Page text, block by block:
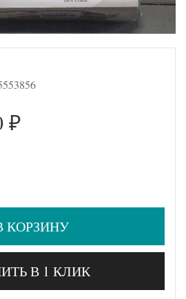
₽
КОРЗИНУ
В 1 КЛИК